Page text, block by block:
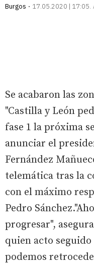
Burgos
17.05.2020 | 17:05
Se acabaron las
"Castilla y León
fase 1 la próxima
anunciar el
Fernández
telemática tras la
con el máximo
Pedro
progresar",
quien acto
podemos